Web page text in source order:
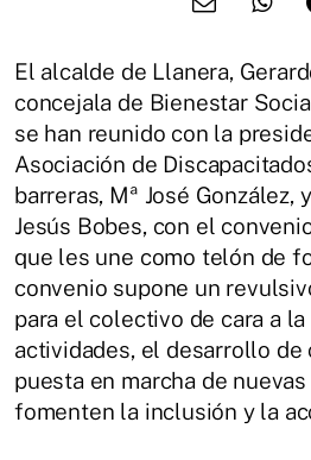
El alcalde de Llanera,
concejala de Bienestar
se han reunido con la
Asociación de
barreras, Mª José González,
Jesús Bobes, con el
que les une como telón de
convenio supone un
para el colectivo de cara a
actividades, el desarrollo de
puesta en marcha de
fomenten la inclusión y la